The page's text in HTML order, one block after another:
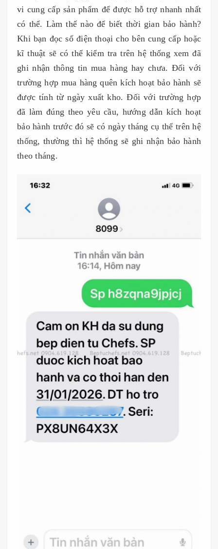
vi cung cấp sản phẩm để được hỗ trợ nhanh nhất
có thể. Làm thế nào để biết thời gian bảo hành?
Khi bạn đọc số điện thoại cho bên cung cấp hoặc
kĩ thuật sẽ có thể kiểm tra trên hệ thống xem đã
ghi nhận thông tin mua hàng hay chưa. Đối với
trường hợp mua hàng quên kích hoạt bảo hành sẽ
được tính từ ngày xuất kho. Đối với trường hợp
đã làm đúng theo yêu cầu, hướng dẫn kích hoạt
bảo hành trước đó sẽ có ngày tháng cụ thể trên hệ
thống, thường thì hệ thống sẽ ghi nhận bảo hành
theo tháng.